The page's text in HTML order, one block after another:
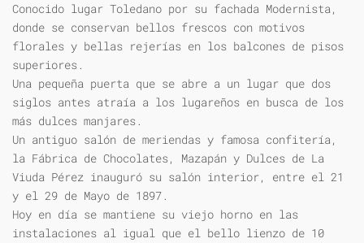
Conocido lugar Toledano por su fachada Modernista,
donde se conservan bellos frescos con motivos
florales y bellas rejerías en los balcones de pisos
superiores.
Una pequeña puerta que se abre a un lugar que dos
siglos antes atraía a los lugareños en busca de los
más dulces manjares.
Un antiguo salón de meriendas y famosa confitería,
la Fábrica de Chocolates, Mazapán y Dulces de La
Viuda Pérez inauguró su salón interior, entre el 21
y el 29 de Mayo de 1897.
Hoy en día se mantiene su viejo horno en las
instalaciones al igual que el bello lienzo de 10